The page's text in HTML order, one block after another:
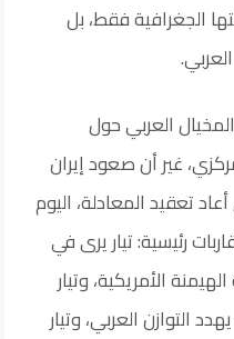
الجغرافية فقط، بل
العربي حول
غير أن صعود إيران
تعقيد المعادلة، اليوم
رئيسية: تيار يرى في
الأمريكية، وتيار
التوازن العربي، وتيار